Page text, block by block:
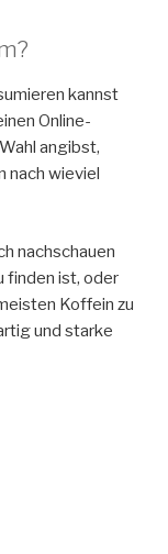
kannst
Online-
angibst,
nach wieviel
nachschauen
finden ist, oder
Koffein zu
und starke